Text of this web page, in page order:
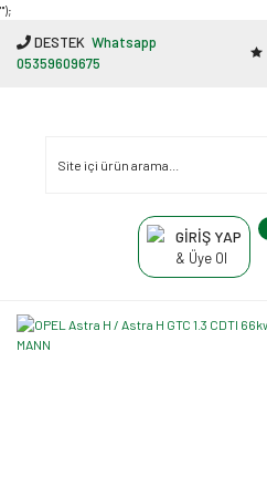
"');
DESTEK Whatsapp
05359609675
GİRİŞ YAP
& Üye Ol